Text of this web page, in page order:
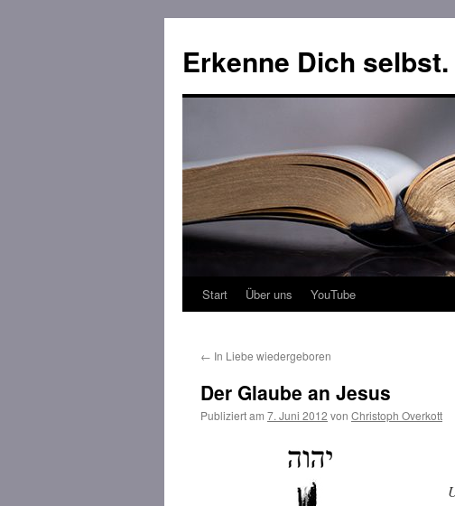
Erkenne Dich selbst.
Zum
springen
Start Über uns YouTube
← In Liebe wiedergeboren
Der Glaube an Jesus
Publiziert am 7. Juni 2012 von Christoph Overkott